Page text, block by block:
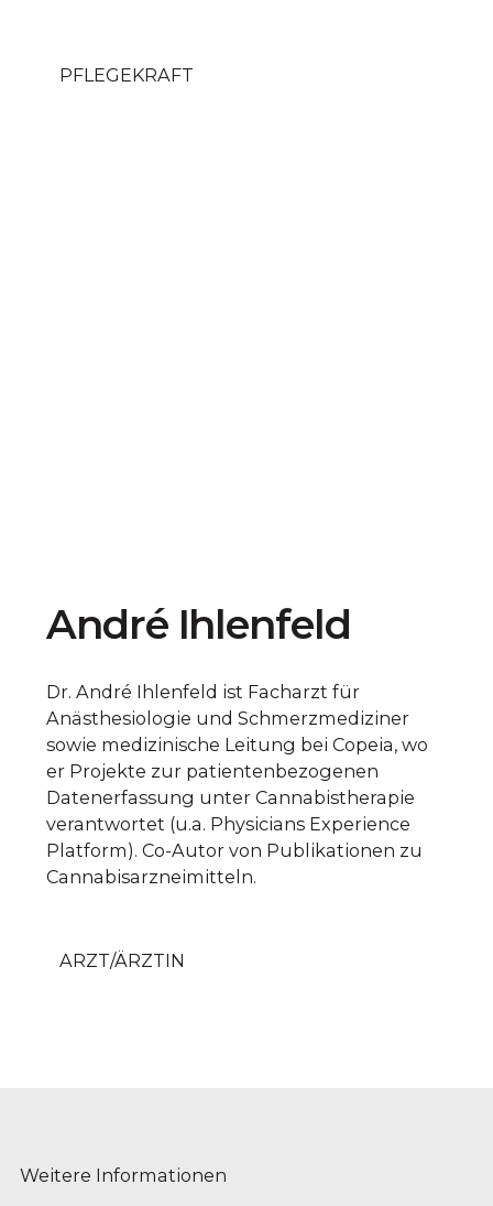
PFLEGEKRAFT
André Ihlenfeld
Dr. André Ihlenfeld ist Facharzt für
Anästhesiologie und Schmerzmediziner
sowie medizinische Leitung bei Copeia, wo
er Projekte zur patientenbezogenen
Datenerfassung unter Cannabistherapie
verantwortet (u.a. Physicians Experience
Platform). Co-Autor von Publikationen zu
Cannabisarzneimitteln.
ARZT/ÄRZTIN
Weitere Informationen